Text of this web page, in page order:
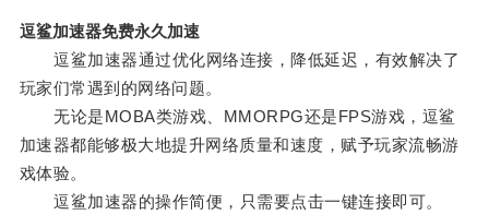
逗鲨加速器免费永久加速
逗鲨加速器通过优化网络连接，降低延迟，有效解决了
玩家们常遇到的网络问题。
无论是MOBA类游戏、MMORPG还是FPS游戏，逗鲨
加速器都能够极大地提升网络质量和速度，赋予玩家流畅游
戏体验。
逗鲨加速器的操作简便，只需要点击一键连接即可。